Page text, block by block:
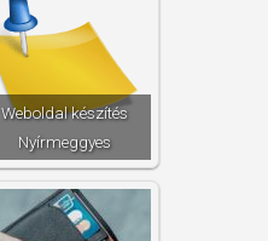
Weboldal készítés​
Nyírmeggyes